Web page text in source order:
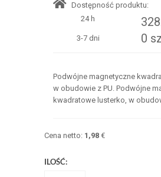
Dostępność produktu:
24 h
3-7 dni 0
Podwójne magnetyczne
w obudowie z PU. Podwójne
kwadratowe lusterko, w
Cena netto: 1,98€
ILOŚĆ: